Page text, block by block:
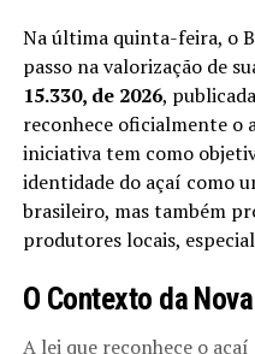
Na última quinta-feira, o
passo na valorização de
15.330, de 2026,
reconhece oficialmente o
iniciativa tem como
identidade do açaí como
brasileiro, mas também
produtores locais,
O Contexto da
A lei que reconhece o